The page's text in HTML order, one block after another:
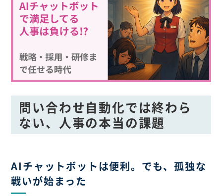
問い合わせ自動化では終わら
ない、人事の本当の課題
AIチャットボットは便利。でも、孤独な
戦いが始まった